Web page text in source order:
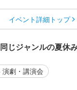
イベント詳細 トップ
同じジャンルの夏休
演劇・講演会